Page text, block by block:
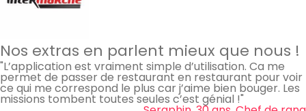
Nos extras en parlent mieux que nous !
"L’application est vraiment simple d’utilisation. Ca me
permet de passer de restaurant en restaurant pour voir
ce qui me correspond le plus car j’aime bien bouger. Les
missions tombent toutes seules c’est génial !"